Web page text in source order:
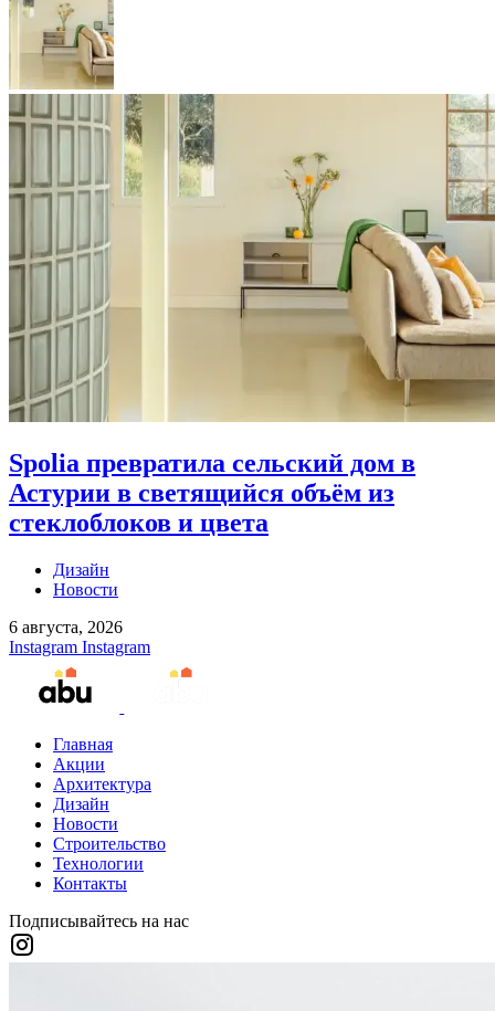
Spolia превратила сельский дом в
Астурии в светящийся объём из
стеклоблоков и цвета
Дизайн
Новости
6 августа, 2026
Instagram Instagram
Главная
Акции
Архитектура
Дизайн
Новости
Строительство
Технологии
Контакты
Подписывайтесь на нас